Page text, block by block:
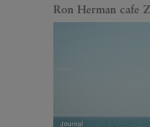
Ron Herman cafe